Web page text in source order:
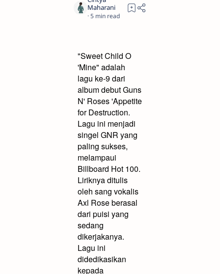
5
"Sweet Child O
'Mine" adalah
lagu ke-9 dari
album debut Guns
N' Roses 'Appetite
for Destruction.
Lagu ini menjadi
singel GNR yang
paling sukses,
melampaui
Billboard Hot 100.
Liriknya ditulis
oleh sang vokalis
Axl Rose berasal
dari puisi yang
sedang
dikerjakanya.
Lagu ini
didedikasikan
kepada